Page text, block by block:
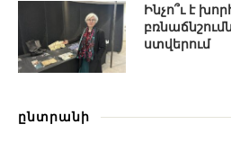
Ինչո՞ւ է
ստվերում
ընտրանի